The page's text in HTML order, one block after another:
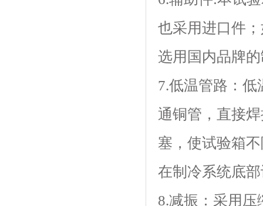
也采用进口件
选用国内品牌的
7.低温管路
通铜管，直接
塞，使试验
在制冷系统底部
8.减振：采用